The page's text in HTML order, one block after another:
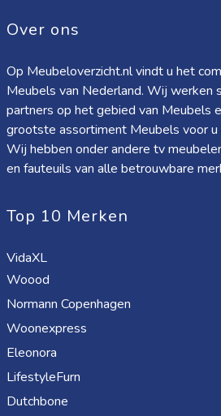
Over ons
Op Meubeloverzicht.nl vindt u het
Meubels van Nederland. Wij werken
partners op het gebied van Meubels
grootste assortiment Meubels voor u
Wij hebben onder andere tv
en fauteuils van alle betrouwbare
Top 10 Merken
VidaXL
Woood
Normann Copenhagen
Woonexpress
Eleonora
LifestyleFurn
Dutchbone